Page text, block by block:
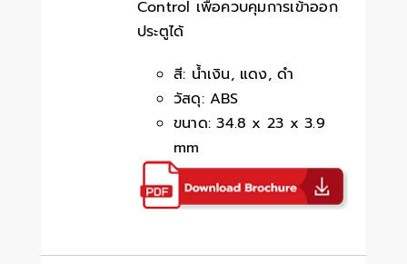
Control เพื่อควบคุมการเข้าออก
ประตูได้
สี: น้ำเงิน, แดง, ดำ
วัสดุ: ABS
ขนาด: 34.8 x 23 x 3.9
mm